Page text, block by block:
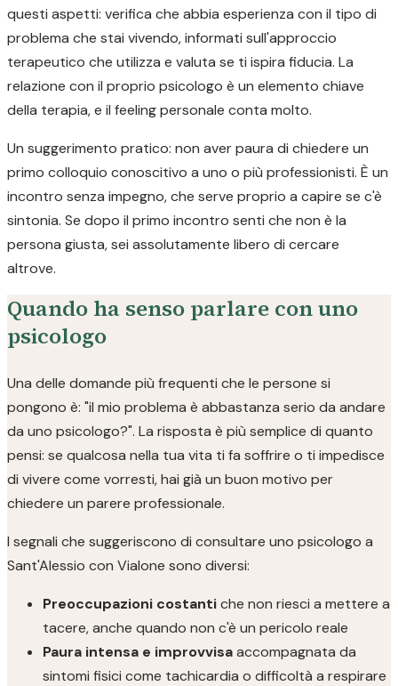
questi aspetti: verifica che abbia esperienza con il tipo di
problema che stai vivendo, informati sull'approccio
terapeutico che utilizza e valuta se ti ispira fiducia. La
relazione con il proprio psicologo è un elemento chiave
della terapia, e il feeling personale conta molto.
Un suggerimento pratico: non aver paura di chiedere un
primo colloquio conoscitivo a uno o più professionisti. È un
incontro senza impegno, che serve proprio a capire se c'è
sintonia. Se dopo il primo incontro senti che non è la
persona giusta, sei assolutamente libero di cercare
altrove.
Quando ha senso parlare con uno
psicologo
Una delle domande più frequenti che le persone si
pongono è: "il mio problema è abbastanza serio da andare
da uno psicologo?". La risposta è più semplice di quanto
pensi: se qualcosa nella tua vita ti fa soffrire o ti impedisce
di vivere come vorresti, hai già un buon motivo per
chiedere un parere professionale.
I segnali che suggeriscono di consultare uno psicologo a
Sant'Alessio con Vialone sono diversi:
Preoccupazioni costantiche non riesci a mettere a
tacere, anche quando non c'è un pericolo reale
Paura intensa e improvvisaaccompagnata da
sintomi fisici come tachicardia o difficoltà a respirare